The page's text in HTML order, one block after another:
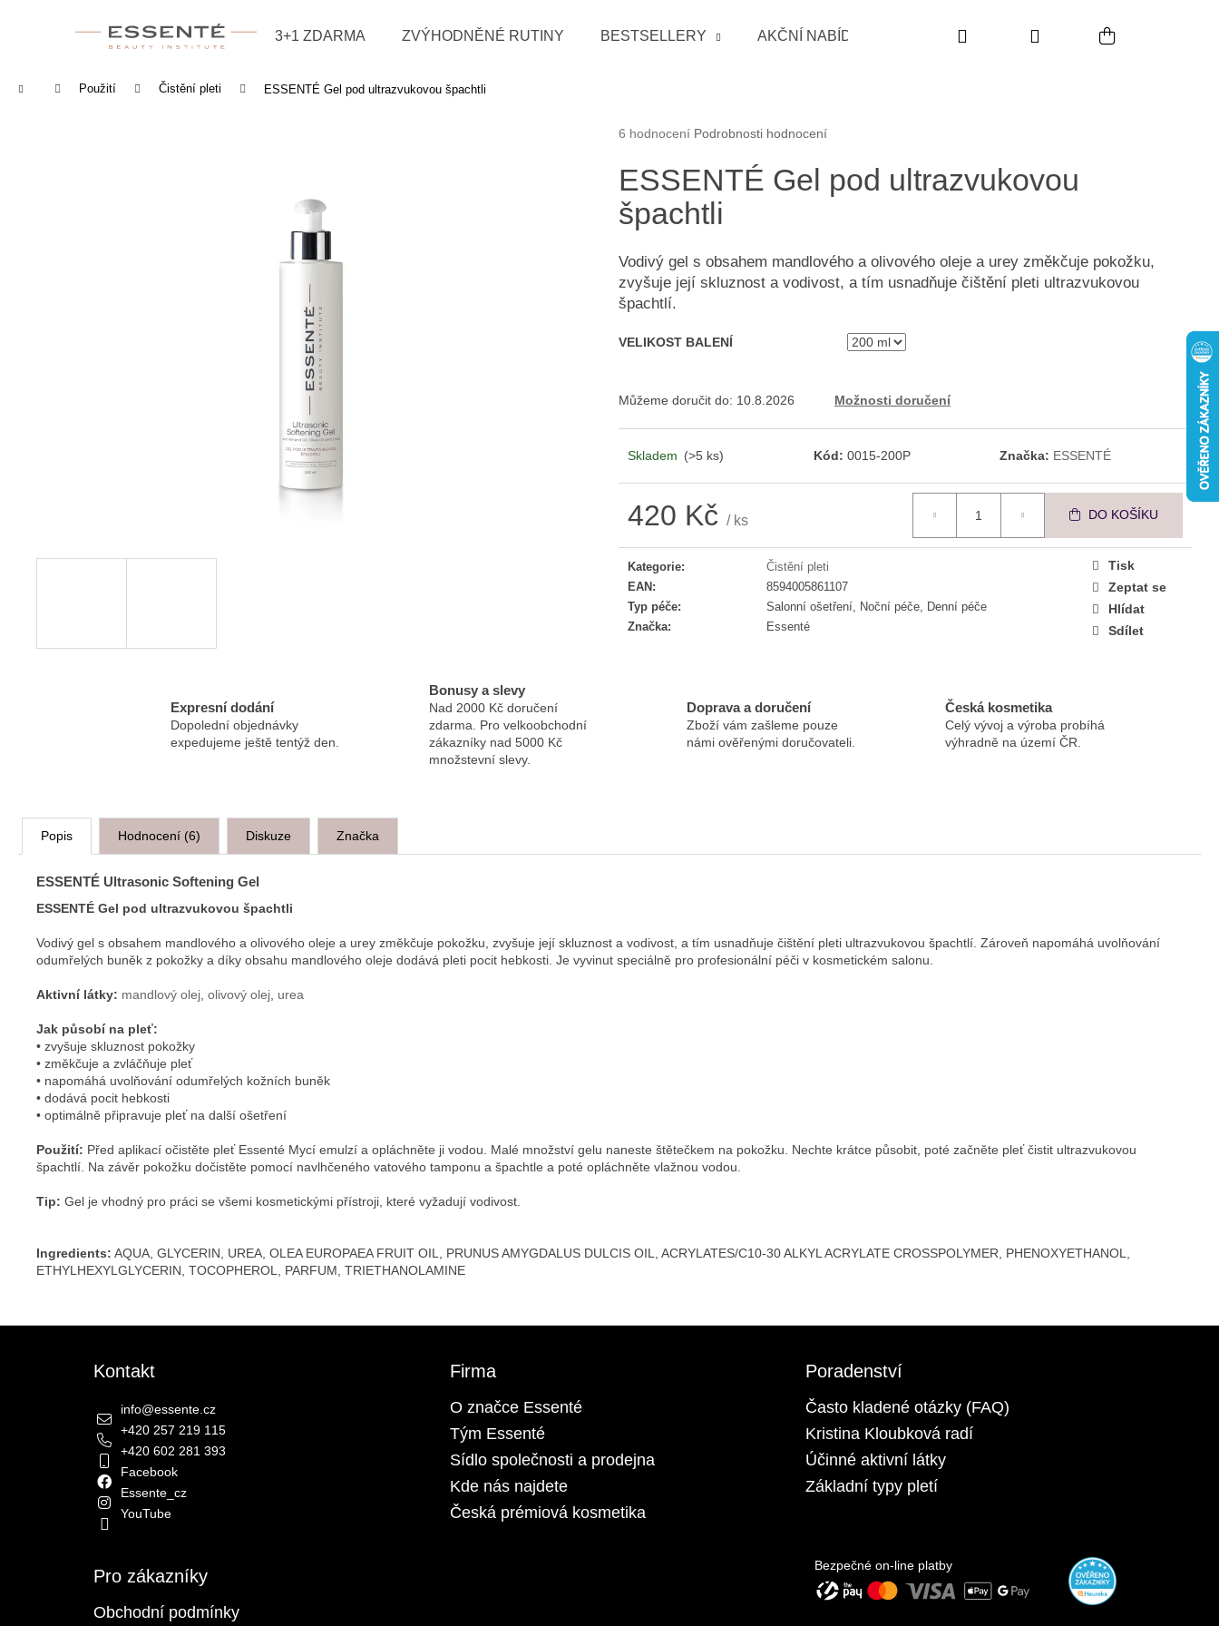
3+1 ZDARMA ZVÝHODNĚNÉ RUTINY BESTSELLERY AKČNÍ NABÍDKA POUŽITÍ INDIKACE
Hledat PřihlášeníNákupní
Domů Použití Čistění pleti ESSENTÉ Gel pod ultrazvukovou špachtli
Průměrné hodnocení produktu je 5,0 z 5 hvězdiček.
6 hodnocení Podrobnosti hodnocení
ESSENTÉ Gel pod ultrazvukovou
špachtli
Vodivý gel s obsahem mandlového a olivového oleje a urey změkčuje pokožku,
zvyšuje její skluznost a vodivost, a tím usnadňuje čištění pleti ultrazvukovou
špachtlí.
VELIKOST BALENÍ
Můžeme doručit do: 10.8.2026 Možnosti doručení
Skladem (>5 ks) Kód: 0015-200P Značka: ESSENTÉ
420 Kč / ks DO KOŠÍKU
Kategorie:
Čistění pleti
EAN:
8594005861107
Typ péče:
Salonní ošetření, Noční péče, Denní péče
Značka: Essenté
Tisk
Zeptat se
Hlídat
Sdílet
Expresní dodání
Dopolední objednávky
expedujeme ještě tentýž den.
Bonusy a slevy
Nad 2000 Kč doručení
zdarma. Pro velkoobchodní
zákazníky nad 5000 Kč
množstevní slevy.
Doprava a doručení
Zboží vám zašleme pouze
námi ověřenými doručovateli.
Česká kosmetika
Celý vývoj a výroba probíhá
výhradně na území ČR.
Popis Hodnocení (6) Diskuze Značka
ESSENTÉ Ultrasonic Softening Gel
ESSENTÉ Gel pod ultrazvukovou špachtli
Vodivý gel s obsahem mandlového a olivového oleje a urey změkčuje pokožku, zvyšuje její skluznost a vodivost, a tím usnadňuje čištění pleti ultrazvukovou špachtlí. Zároveň napomáhá uvolňování
odumřelých buněk z pokožky a díky obsahu mandlového oleje dodává pleti pocit hebkosti. Je vyvinut speciálně pro profesionální péči v kosmetickém salonu.
Aktivní látky: mandlový olej olivový olej urea
Jak působí na pleť:
• zvyšuje skluznost pokožky
• změkčuje a zvláčňuje pleť
• napomáhá uvolňování odumřelých kožních buněk
• dodává pocit hebkosti
• optimálně připravuje pleť na další ošetření
Použití: Před aplikací očistěte pleť Essenté Mycí emulzí a opláchněte ji vodou. Malé množství gelu naneste štětečkem na pokožku. Nechte krátce působit, poté začněte pleť čistit ultrazvukovou
špachtlí. Na závěr pokožku dočistěte pomocí navlhčeného vatového tamponu a špachtle a poté opláchněte vlažnou vodou.
Tip: Gel je vhodný pro práci se všemi kosmetickými přístroji, které vyžadují vodivost.
Ingredients: AQUA, GLYCERIN, UREA, OLEA EUROPAEA FRUIT OIL, PRUNUS AMYGDALUS DULCIS OIL, ACRYLATES/C10-30 ALKYL ACRYLATE CROSSPOLYMER, PHENOXYETHANOL,
ETHYLHEXYLGLYCERIN, TOCOPHEROL, PARFUM, TRIETHANOLAMINE
Co potřebujete najít?
HLEDAT
ESSENTÉ ZKLIDŇUJÍCÍ PLEŤOVÉ
TONIKUM
390 Kč
Kontakt
info@essente.cz
+420 257 219 115
+420 602 281 393
Facebook
Essente_cz
YouTube
Firma
O značce Essenté
Tým Essenté
Sídlo společnosti a prodejna
Kde nás najdete
Česká prémiová kosmetika
Poradenství
Často kladené otázky (FAQ)
Kristina Kloubková radí
Účinné aktivní látky
Základní typy pletí
Pro zákazníky
Obchodní podmínky
Bezpečné on-line platby